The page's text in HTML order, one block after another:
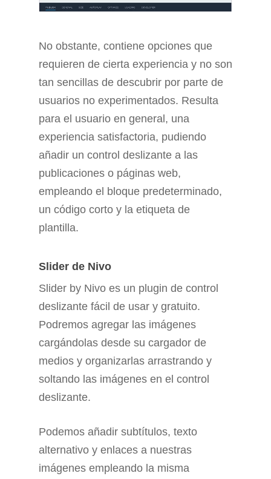
No obstante, contiene opciones que
requieren de cierta experiencia y no son
tan sencillas de descubrir por parte de
usuarios no experimentados. Resulta
para el usuario en general, una
experiencia satisfactoria, pudiendo
añadir un control deslizante a las
publicaciones o páginas web,
empleando el bloque predeterminado,
un código corto y la etiqueta de
plantilla.
Slider de Nivo
Slider by Nivo es un plugin de control
deslizante fácil de usar y gratuito.
Podremos agregar las imágenes
cargándolas desde su cargador de
medios y organizarlas arrastrando y
soltando las imágenes en el control
deslizante.
Podemos añadir subtítulos, texto
alternativo y enlaces a nuestras
imágenes empleando la misma